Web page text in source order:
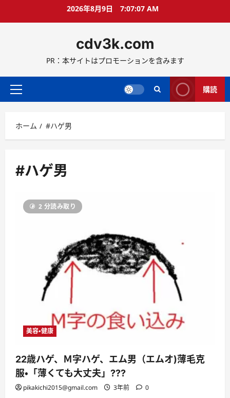
ス
ッ
2026年8月9日 7:07:08 AM
cdv3k.com
PR：本サイトはプロモーションを含みます
メ
メ
ニ
ー
購読
ホーム #ハゲ男
#ハゲ男
2 分読み取り
美容・健康
22歳ハゲ、Ｍ字ハゲ、エム男（エムオ)薄毛克
服・「薄くても大丈夫」???
pikakichi2015@gmail.com 3年前 0